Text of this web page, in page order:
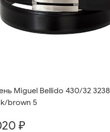
Miguel Bellido 430/32 3238
brown 5
₽